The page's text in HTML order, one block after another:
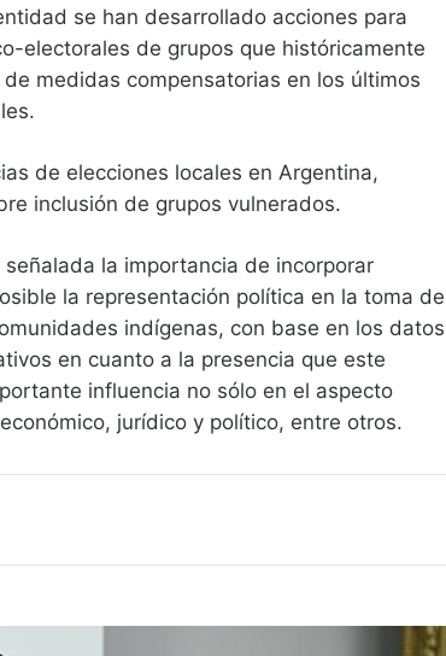
se han desarrollado acciones para
electorales de grupos que históricamente
medidas compensatorias en los últimos
de elecciones locales en Argentina,
inclusión de grupos vulnerados.
la importancia de incorporar
la representación política en la toma de
indígenas, con base en los datos
en cuanto a la presencia que este
influencia no sólo en el aspecto
jurídico y político, entre otros.